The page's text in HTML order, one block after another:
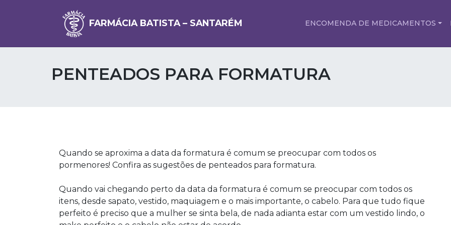
FARMÁCIA BATISTA – SANTARÉM ENCOMENDA DE MEDICAMENTOS
PENTEADOS PARA FORMATURA
Quando se aproxima a data da formatura é comum se preocupar com todos os
pormenores! Confira as sugestões de penteados para formatura.
Quando vai chegando perto da data da formatura é comum se preocupar com todos os
itens, desde sapato, vestido, maquiagem e o mais importante, o cabelo. Para que tudo fique
perfeito é preciso que a mulher se sinta bela, de nada adianta estar com um vestido lindo, o